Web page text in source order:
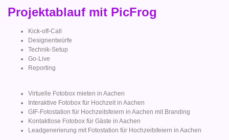
Projektablauf mit PicFrog
Kick-off-Call
Designentwürfe
Technik-Setup
Go-Live
Reporting
Virtuelle Fotobox mieten in Aachen
Interaktive Fotobox für Hochzeit in Aachen
GIF-Fotostation für Hochzeitsfeiern in Aachen mit Branding
Kontaktlose Fotobox für Gäste in Aachen
Leadgenerierung mit Fotostation für Hochzeitsfeiern in Aachen